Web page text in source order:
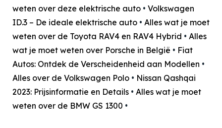
weten over deze elektrische auto • Volkswagen
ID.3 – De ideale elektrische auto • Alles wat je moet
weten over de Toyota RAV4 en RAV4 Hybrid • Alles
wat je moet weten over Porsche in België • Fiat
Autos: Ontdek de Verscheidenheid aan Modellen •
Alles over de Volkswagen Polo • Nissan Qashqai
2023: Prijsinformatie en Details • Alles wat je moet
weten over de BMW GS 1300 •